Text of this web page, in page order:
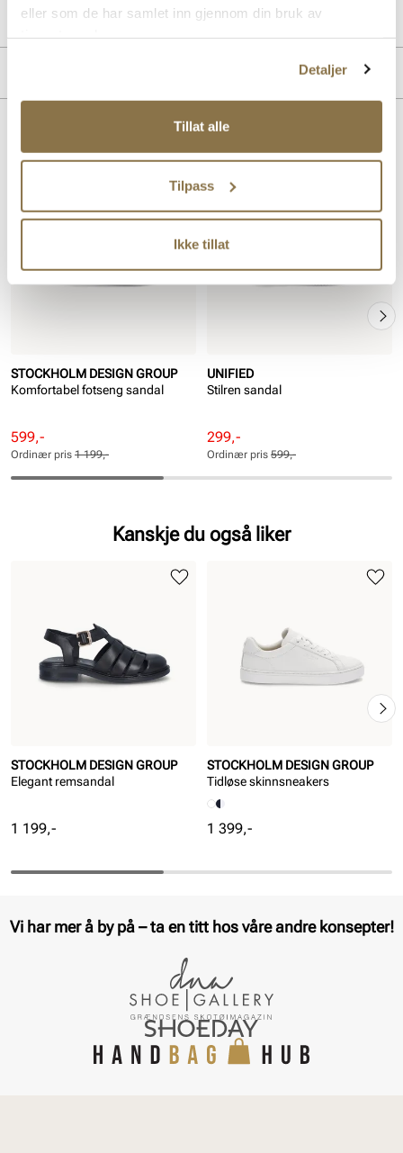
eller som de har samlet inn gjennom din bruk av
Detaljer
Tillat alle
Tilpass
Ikke tillat
Produktdetaljer
STOCKHOLM DESIGN GROUP
Komfortabel fotseng sandal
Rabattert
pris
Pris
599,-
Ordinær
pris
Pris
Ordinær pris 1 199,-
UNIFIED
Stilren sandal
Rabattert
pris
Pris
299,-
Ordinær
pris
Pris
Ordinær pris 599,-
SALG
Kanskje du også liker
STOCKHOLM DESIGN GROUP
Elegant remsandal
Pris
1 199,-
STOCKHOLM DESIGN GROUP
Tidløse skinnsneakers
Pris
1 399,-
Vi har mer å by på – ta en titt hos våre andre konsepter!